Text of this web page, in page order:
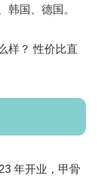
韩国、德国。
样？ 性价比直
年开业，甲骨